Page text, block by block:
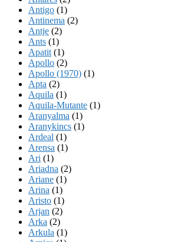
Antigo (1)
Antinema (2)
Antje (2)
Ants (1)
Apatit (1)
Apollo (2)
Apollo (1970) (1)
Apta (2)
Aquila (1)
Aquila-Mutante (1)
Aranyalma (1)
Aranykincs (1)
Ardeal (1)
Arensa (1)
Ari (1)
Ariadna (2)
Ariane (1)
Arina (1)
Aristo (1)
Arjan (2)
Arka (2)
Arkula (1)